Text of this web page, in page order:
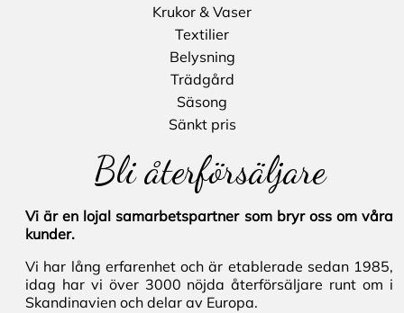
Krukor & Vaser
Textilier
Belysning
Trädgård
Säsong
Sänkt pris
Bli återförsäljare
Vi är en lojal samarbetspartner som bryr oss om våra
kunder.
Vi har lång erfarenhet och är etablerade sedan 1985,
idag har vi över 3000 nöjda återförsäljare runt om i
Skandinavien och delar av Europa.